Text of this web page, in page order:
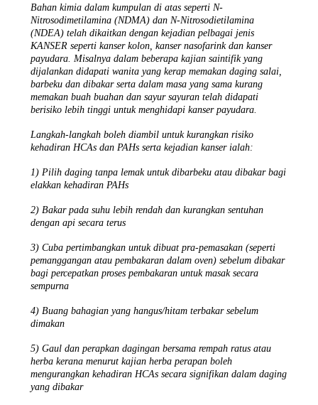
Bahan kimia dalam kumpulan di atas seperti N-
Nitrosodimetilamina (NDMA) dan N-Nitrosodietilamina
(NDEA) telah dikaitkan dengan kejadian pelbagai jenis
KANSER seperti kanser kolon, kanser nasofarink dan kanser
payudara. Misalnya dalam beberapa kajian saintifik yang
dijalankan didapati wanita yang kerap memakan daging salai,
barbeku dan dibakar serta dalam masa yang sama kurang
memakan buah buahan dan sayur sayuran telah didapati
berisiko lebih tinggi untuk menghidapi kanser payudara.
Langkah-langkah boleh diambil untuk kurangkan risiko
kehadiran HCAs dan PAHs serta kejadian kanser ialah:
1) Pilih daging tanpa lemak untuk dibarbeku atau dibakar bagi
elakkan kehadiran PAHs
2) Bakar pada suhu lebih rendah dan kurangkan sentuhan
dengan api secara terus
3) Cuba pertimbangkan untuk dibuat pra-pemasakan (seperti
pemanggangan atau pembakaran dalam oven) sebelum dibakar
bagi percepatkan proses pembakaran untuk masak secara
sempurna
4) Buang bahagian yang hangus/hitam terbakar sebelum
dimakan
5) Gaul dan perapkan dagingan bersama rempah ratus atau
herba kerana menurut kajian herba perapan boleh
mengurangkan kehadiran HCAs secara signifikan dalam daging
yang dibakar